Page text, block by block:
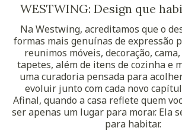
WESTWING: Design que
Na Westwing, acreditamos que o
formas mais genuínas de expressão
reunimos móveis, decoração,
tapetes, além de itens de cozinha e
uma curadoria pensada para
evoluir junto com cada novo
Afinal, quando a casa reflete quem
ser apenas um lugar para morar. Ela
para habitar.